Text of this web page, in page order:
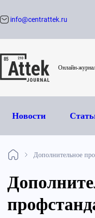
info@centrattek.ru
Онлайн-
Новости
Дополнительное